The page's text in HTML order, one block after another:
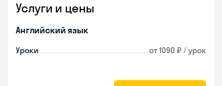
Услуги и цены
Английский язык
Уроки от 1090 ₽ / урок